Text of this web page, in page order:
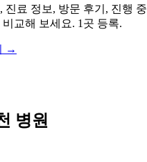
료 정보, 방문 후기, 진행 중
교해 보세요. 1곳 등록.
→
병원